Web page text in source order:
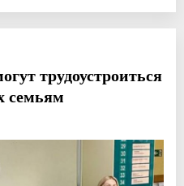
трудоустроиться
семьям